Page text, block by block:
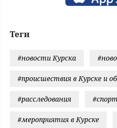
Теги
#новости Курска
#происшествия в Курске и
#расследования #спорт
#мероприятия в Курске